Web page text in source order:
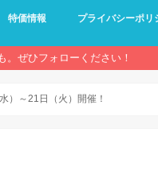
特価情報 プライバシーポリ
。ぜひフォローください！
）～21日（火）開催！